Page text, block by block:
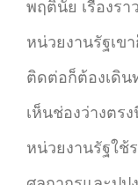
พฤตินัย เรื่องร
หน่วยงานรัฐเข
ติดต่อก็ต้องเดิน
เห็นช่องว่างตร
หน่วยงานรัฐใช้